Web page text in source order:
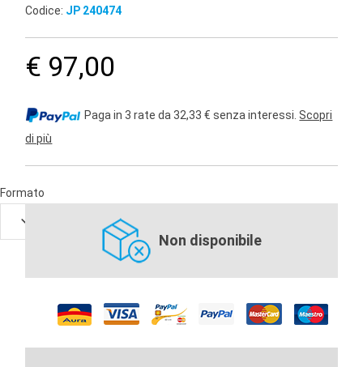
Codice: JP 240474
€ 97,00
Paga in 3 rate da 32,33 € senza interessi.Scopri
di più
Formato
Non disponibile